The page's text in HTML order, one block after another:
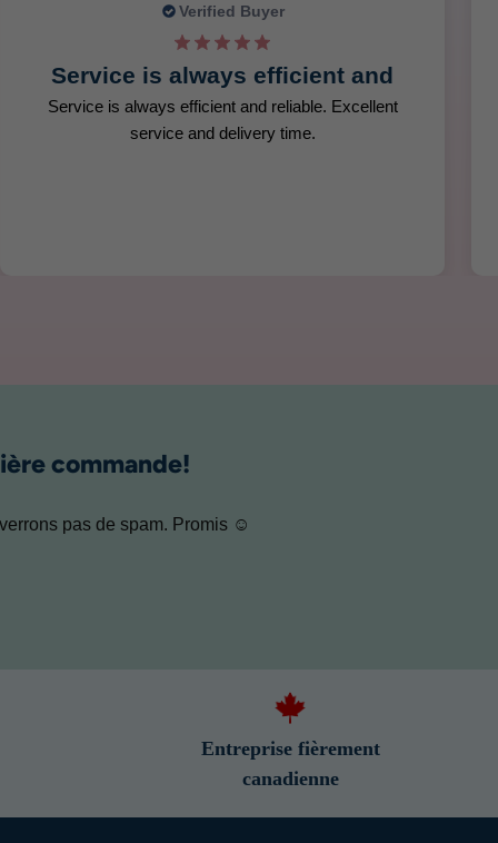
Verified Buyer
Easy and convenient way to
Easy and convenient way to purchase vitamins.
Quick delivery and the product arrived in perfect
commande!
pas de spam. Promis ☺
Entreprise fièrement
canadienne